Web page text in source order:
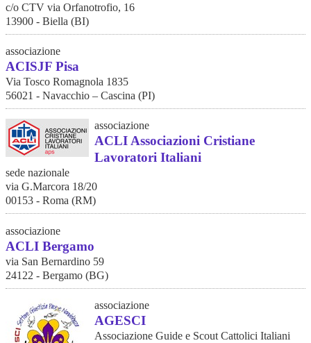
c/o CTV via Orfanotrofio, 16
13900 - Biella (BI)
associazione
ACISJF Pisa
Via Tosco Romagnola 1835
56021 - Navacchio – Cascina (PI)
associazione
ACLI Associazioni Cristiane
Lavoratori Italiani
sede nazionale
via G.Marcora 18/20
00153 - Roma (RM)
associazione
ACLI Bergamo
via San Bernardino 59
24122 - Bergamo (BG)
associazione
AGESCI
Associazione Guide e Scout Cattolici Italiani